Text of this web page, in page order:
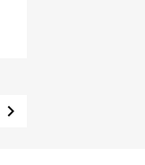
